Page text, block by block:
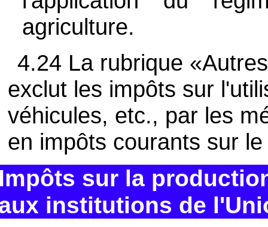
agriculture.
4.24 La rubrique
exclut les impôts sur
véhicules, etc., par les
en impôts courants sur
sur la
institutions de